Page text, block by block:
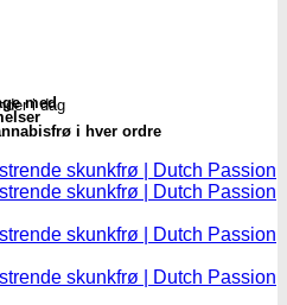
i dag
med
i hver ordre